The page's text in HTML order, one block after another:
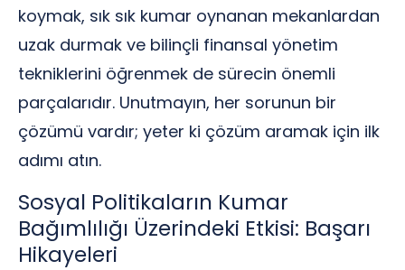
koymak, sık sık kumar oynanan mekanlardan
uzak durmak ve bilinçli finansal yönetim
tekniklerini öğrenmek de sürecin önemli
parçalarıdır. Unutmayın, her sorunun bir
çözümü vardır; yeter ki çözüm aramak için ilk
adımı atın.
Sosyal Politikaların Kumar
Bağımlılığı Üzerindeki Etkisi: Başarı
Hikayeleri